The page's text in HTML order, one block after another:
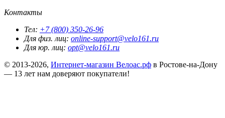
Контакты
Тел: +7 (800) 350-26-96
Для физ. лиц: online-support@velo161.ru
Для юр. лиц: opt@velo161.ru
© 2013-2026, Интернет-магазин Велоас.рф в Ростове-на-Дону
— 13 лет нам доверяют покупатели!